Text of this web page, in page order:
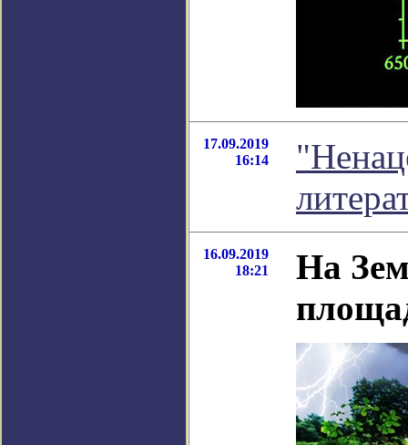
17.09.2019
16:14
16.09.2019
18:21
На